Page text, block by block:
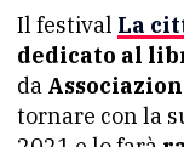
Il festival La
dedicato al
da
tornare con la